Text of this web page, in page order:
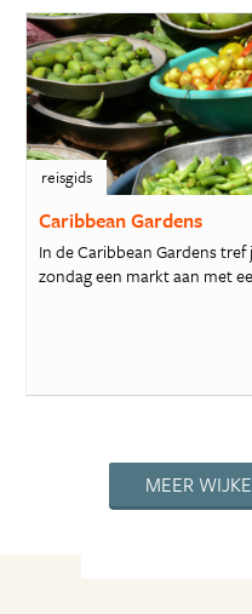
reisgids
Caribbean Gardens
In de Caribbean Gardens
zondag een markt aan met
MEER